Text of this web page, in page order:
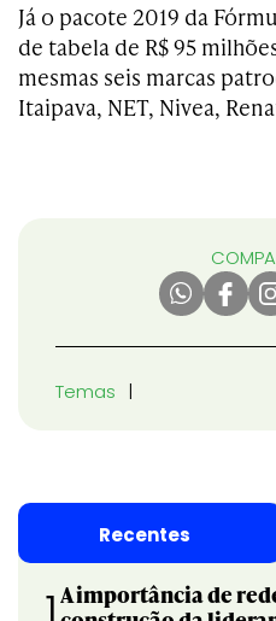
Já o pacote 2019 da
de tabela de R$ 95
mesmas seis marcas
Itaipava, NET, Nivea,
Temas
Recentes
A importância de